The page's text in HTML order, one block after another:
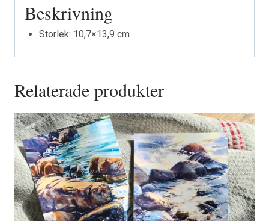
Beskrivning
Storlek: 10,7×13,9 cm
Relaterade produkter